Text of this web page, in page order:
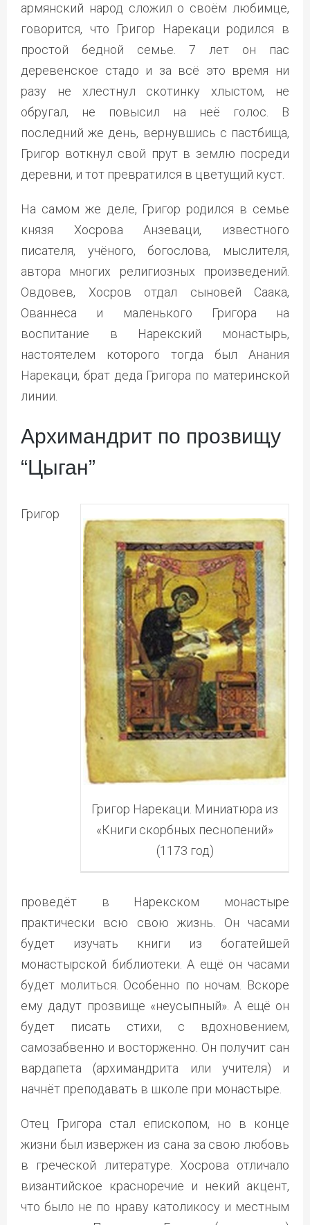
армянский народ сложил о своём любимце,
говорится, что Григор Нарекаци родился в
простой бедной семье. 7 лет он пас
деревенское стадо и за всё это время ни
разу не хлестнул скотинку хлыстом, не
обругал, не повысил на неё голос. В
последний же день, вернувшись с пастбища,
Григор воткнул свой прут в землю посреди
деревни, и тот превратился в цветущий куст.
На самом же деле, Григор родился в семье
князя Хосрова Анзеваци, известного
писателя, учёного, богослова, мыслителя,
автора многих религиозных произведений.
Овдовев, Хосров отдал сыновей Саака,
Ованнеса и маленького Григора на
воспитание в Нарекский монастырь,
настоятелем которого тогда был Анания
Нарекаци, брат деда Григора по материнской
линии.
Архимандрит по прозвищу
“Цыган”
Григор Нарекаци. Миниатюра из
«Книги скорбных песнопений»
(1173 год)
Григор
проведёт в Нарекском монастыре
практически всю свою жизнь. Он часами
будет изучать книги из богатейшей
монастырской библиотеки. А ещё он часами
будет молиться. Особенно по ночам. Вскоре
ему дадут прозвище «неусыпный». А ещё он
будет писать стихи, с вдохновением,
самозабвенно и восторженно. Он получит сан
вардапета (архимандрита или учителя) и
начнёт преподавать в школе при монастыре.
Отец Григора стал епископом, но в конце
жизни был извержен из сана за свою любовь
в греческой литературе. Хосрова отличало
византийское красноречие и некий акцент,
что было не по нраву католикосу и местным